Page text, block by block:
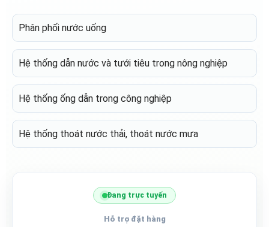
Phân phối nước uống
Hệ thống dẫn nước và tưới tiêu trong nông nghiệp
Hệ thống ống dẫn trong công nghiệp
Hệ thống thoát nước thải, thoát nước mưa
Đang trực tuyến
Hỗ trợ đặt hàng